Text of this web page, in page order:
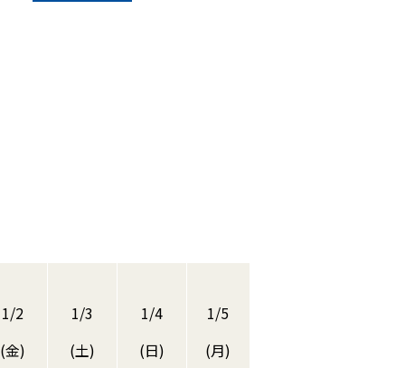
1/2
(金)
1/3
(土)
1/4
(日)
1/5
(月)